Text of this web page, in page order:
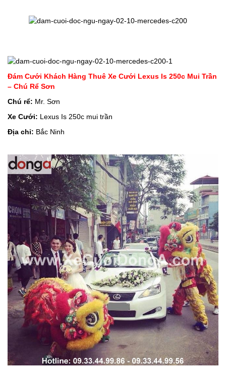
Đám Cưới Khách Hàng Thuê Xe Cưới Lexus Is 250c Mui Trần
– Chú Rể Sơn
Chú rể: Mr. Sơn
Xe Cưới: Lexus Is 250c mui trần
Địa chỉ: Bắc Ninh